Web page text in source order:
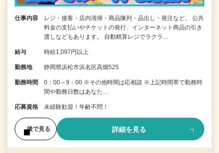
仕事内容
レジ・接客・店内清掃・商品陳列・品出し・発注など。 公共
料金の支払いやチケットの発行、インターネット商品の引き
渡しなどもあります。 自動精算レジでラクラ…
給与 時給1,097円以上
勤務地 静岡県浜松市浜名区高畑525
勤務時間
0：00～9：00 ※その他時間は応相談 ※上記時間帯で勤務時
間や勤務日数はあなた…
応募資格 未経験歓迎！年齢不問！
後で見る 詳細を見る